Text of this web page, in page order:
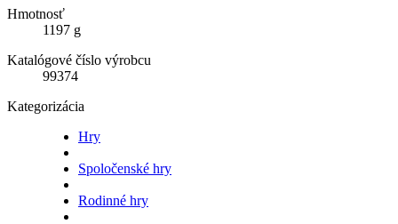
Hmotnosť
1197 g
Katalógové číslo výrobcu
99374
Kategorizácia
Hry
Spoločenské hry
Rodinné hry